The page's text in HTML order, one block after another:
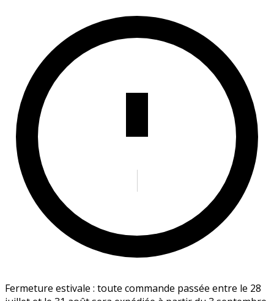
Fermeture estivale : toute commande passée entre le 28